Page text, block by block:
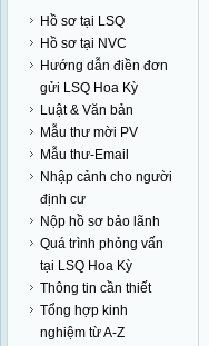
Hồ sơ tại LSQ
Hồ sơ tại NVC
Hướng dẫn điền đơn
gửi LSQ Hoa Kỳ
Luật & Văn bản
Mẫu thư mời PV
Mẫu thư-Email
Nhập cảnh cho người
định cư
Nộp hồ sơ bảo lãnh
Quá trình phỏng vấn
tại LSQ Hoa Kỳ
Thông tin cần thiết
Tổng hợp kinh
nghiệm từ A-Z